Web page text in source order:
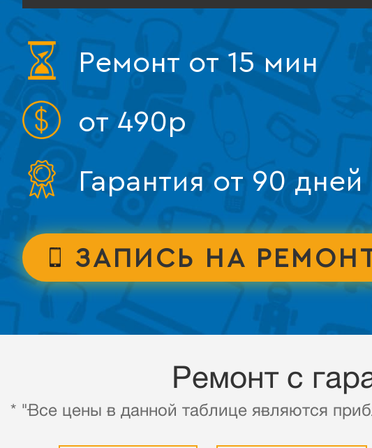
Ремонт от 15 мин
от 490р
Гарантия от 90 дней
ЗАПИСЬ НА
Ремонт с
* "Все цены в данной таблице являются